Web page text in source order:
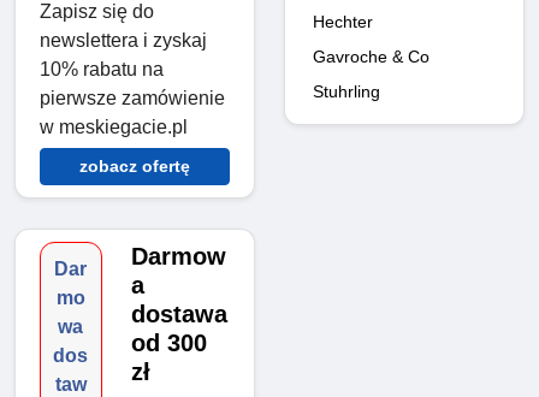
Zapisz się do
newslettera i zyskaj
10% rabatu na
pierwsze zamówienie
w meskiegacie.pl
zobacz ofertę
Dar
mo
wa
dos
taw
Darmow
a
dostawa
od 300
zł
Hechter
Gavroche & Co
Stuhrling